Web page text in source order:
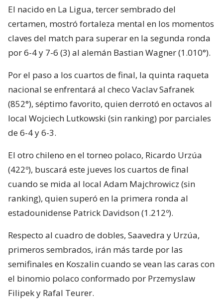
El nacido en La Ligua, tercer sembrado del
certamen, mostró fortaleza mental en los momentos
claves del match para superar en la segunda ronda
por 6-4 y 7-6 (3) al alemán Bastian Wagner (1.010°).
Por el paso a los cuartos de final, la quinta raqueta
nacional se enfrentará al checo Vaclav Safranek
(852°), séptimo favorito, quien derrotó en octavos al
local Wojciech Lutkowski (sin ranking) por parciales
de 6-4 y 6-3.
El otro chileno en el torneo polaco, Ricardo Urzúa
(422º), buscará este jueves los cuartos de final
cuando se mida al local Adam Majchrowicz (sin
ranking), quien superó en la primera ronda al
estadounidense Patrick Davidson (1.212º).
Respecto al cuadro de dobles, Saavedra y Urzúa,
primeros sembrados, irán más tarde por las
semifinales en Koszalin cuando se vean las caras con
el binomio polaco conformado por Przemyslaw
Filipek y Rafal Teurer.